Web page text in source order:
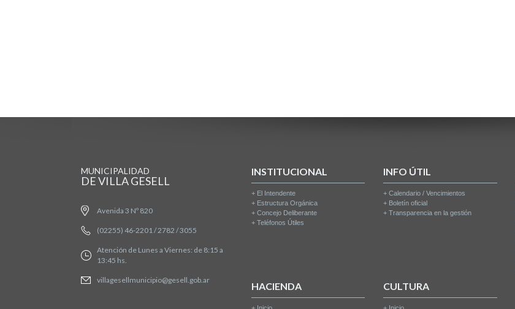
MUNICIPALIDAD
DE VILLA GESELL
Avenida 3 Nº 820
(02255) 46-2201 / 2782 / 3055
Atención de Lunes a Viernes: de 8:15 a
13:45 hs.
villagesellmunicipio@gesell.gob.ar
INSTITUCIONAL
+ El Intendente
+ Estructura Orgánica
+ Concejo Deliberante
+ Teléfonos Útiles
INFO ÚTIL
+Calendario / Vencimientos
+ Boletín oficial
+Transparencia en la gestión
HACIENDA CULTURA